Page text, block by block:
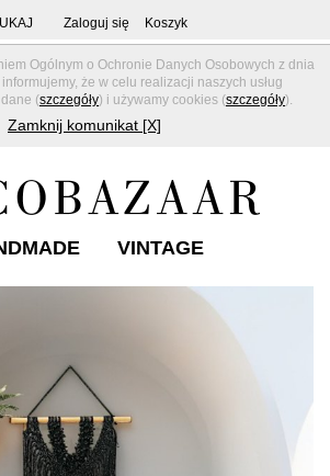
Ogólnym o Ochronie Danych Osobowych z dnia
że w celu realizacji naszych usług
(szczegóły) i używamy cookies (szczegóły).
Zamknij komunikat [X]
Zaloguj się Koszyk
VINTAGE